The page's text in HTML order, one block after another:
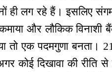
ही लग रहे हैं। इसलिए
और लौकिक विनाशी
तो एक पदमगुणा बनता।
कोई दिखावा की रीति